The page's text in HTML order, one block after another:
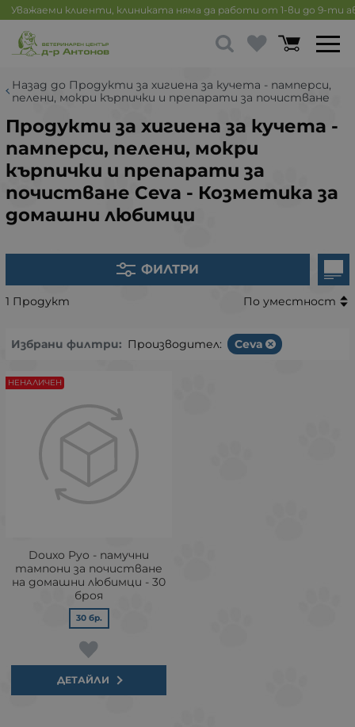
Уважаеми клиенти, клиниката няма да работи от 1-ви до 9-ти
Назад до Продукти за хигиена за кучета - памперси,
пелени, мокри кърпички и препарати за почистване
Продукти за хигиена за кучета -
памперси, пелени, мокри
кърпички и препарати за
почистване Ceva - Козметика за
домашни любимци
ФИЛТРИ
1 Продукт По уместност
Избрани филтри: Производител: Ceva
Douxo Pyo - памучни
тампони за почистване
на домашни любимци - 30
броя
30 бр.
ДЕТАЙЛИ
НЕНАЛИЧЕН